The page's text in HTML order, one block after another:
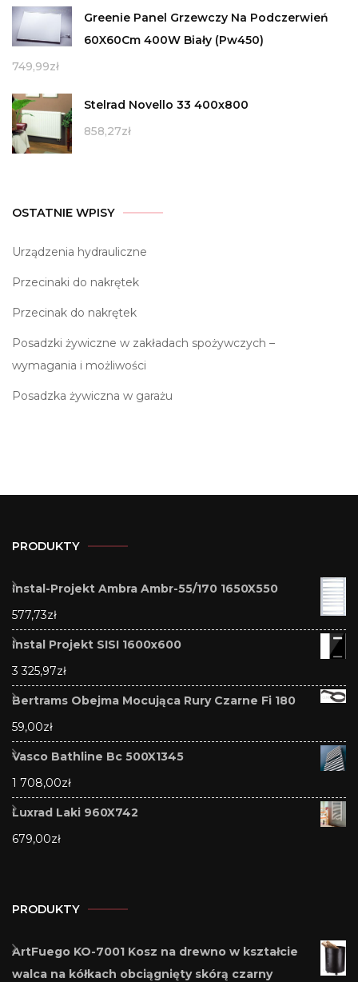
Greenie Panel Grzewczy Na Podczerwień
60X60Cm 400W Biały (Pw450)
749,99zł
Stelrad Novello 33 400x800
858,27zł
OSTATNIE WPISY
Urządzenia hydrauliczne
Przecinaki do nakrętek
Przecinak do nakrętek
Posadzki żywiczne w zakładach spożywczych –
wymagania i możliwości
Posadzka żywiczna w garażu
PRODUKTY
Instal-Projekt Ambra Ambr-55/170 1650X550
577,73zł
Instal Projekt SISI 1600x600
3 325,97zł
Bertrams Obejma Mocująca Rury Czarne Fi 180
59,00zł
Vasco Bathline Bc 500X1345
1 708,00zł
Luxrad Laki 960X742
679,00zł
PRODUKTY
ArtFuego KO-7001 Kosz na drewno w kształcie
walca na kółkach obciągnięty skórą czarny